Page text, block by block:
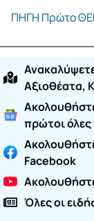
ΠΗΓΗ Πρώτο
Αξιοθέατα,
πρώτοι όλες
Facebook
Όλες οι